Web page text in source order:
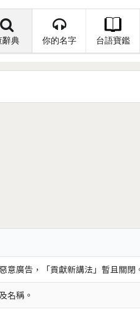
辭典 你的名字 台語寶鑑
意廣告，「貢獻新講法」暫且關閉
名稱。